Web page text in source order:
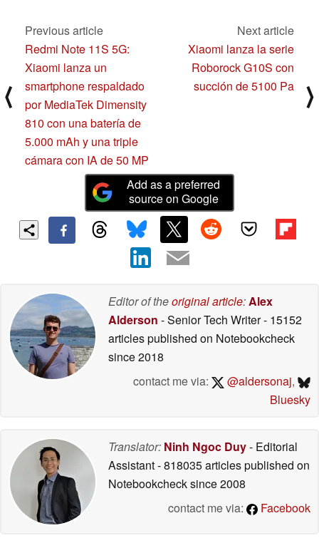
⟨
Previous article
Redmi Note 11S 5G:
Xiaomi lanza un
smartphone respaldado
por MediaTek Dimensity
810 con una batería de
5.000 mAh y una triple
cámara con IA de 50 MP
Next article
Xiaomi lanza la serie
Roborock G10S con
succión de 5100 Pa
⟩
Add as a preferred
source on Google
Editor of theoriginal article:Alex
Alderson - Senior Tech Writer- 15152
articles published on Notebookcheck
since 2018
contact me via:
@aldersonaj,
Bluesky
Translator: Ninh Ngoc Duy- Editorial
Assistant- 818035 articles published on
Notebookchecksince 2008
contact me via:
Facebook